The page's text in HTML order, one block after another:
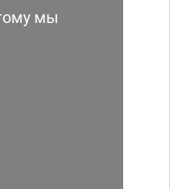
мы